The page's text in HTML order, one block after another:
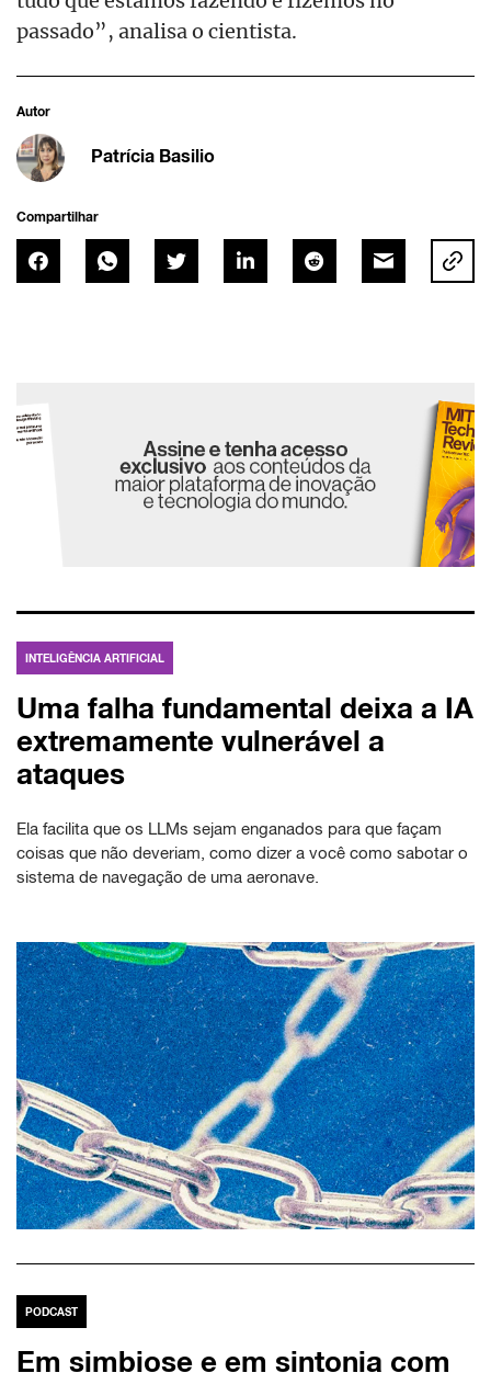
passado”, analisa o cientista.
Autor
Patrícia Basilio
Compartilhar
INTELIGÊNCIA ARTIFICIAL
Uma falha fundamental deixa a IA
extremamente vulnerável a
ataques
Ela facilita que os LLMs sejam enganados para que façam
coisas que não deveriam, como dizer a você como sabotar o
sistema de navegação de uma aeronave.
PODCAST
Em simbiose e em sintonia com